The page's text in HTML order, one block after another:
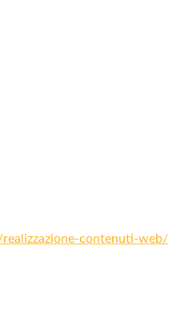
contenuti-web/